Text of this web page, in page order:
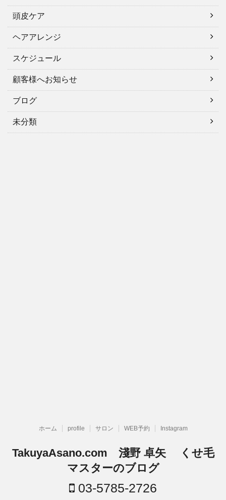
頭皮ケア
ヘアアレンジ
スケジュール
顧客様へお知らせ
ブログ
未分類
ホーム profile サロン WEB予約 Instagram
TakuyaAsano.com 淺野 卓矢 くせ毛
マスターのブログ
03-5785-2726